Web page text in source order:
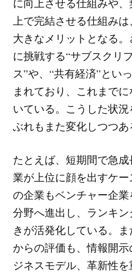
に向上させる仕組みや
上で完結させる仕組み
大きなメリットとなる
に挑戦する“サブスクリ
ス”や、“共有経済”とい
まれており、これまで
いている。こうした状
ぶれもまた変化しつつあ
たとえば、短期間で急
業が上位に顔を出すケ
の企業もベンチャー企
分野へ進出し、ランキ
きが活発化している。
からの評価も、情報開
ジネスモデル、革新性